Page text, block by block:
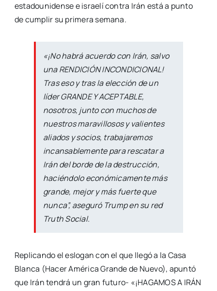
estadounidense e israelí contra Irán está a punto
de cumplir su primera semana.
«¡No habrá acuerdo con Irán, salvo
una RENDICIÓN INCONDICIONAL!
Tras eso y tras la elección de un
líder GRANDE Y ACEPTABLE,
nosotros, junto con muchos de
nuestros maravillosos y valientes
aliados y socios, trabajaremos
incansablemente para rescatar a
Irán del borde de la destrucción,
haciéndolo económicamente más
grande, mejor y más fuerte que
nunca”, aseguró Trump en su red
Truth Social.
Replicando el eslogan con el que llegó a la Casa
Blanca (Hacer América Grande de Nuevo), apuntó
que Irán tendrá un gran futuro- «¡HAGAMOS A IRÁN